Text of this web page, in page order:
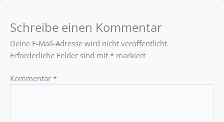
Schreibe einen Kommentar
Deine E-Mail-Adresse wird nicht veröffentlicht.
Erforderliche Felder sind mit * markiert
Kommentar *